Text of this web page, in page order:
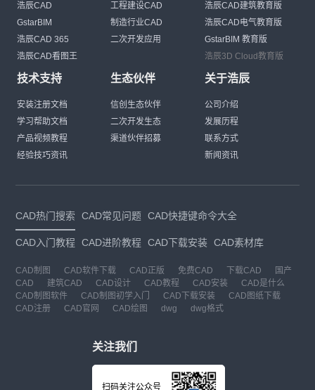
浩辰CAD
GstarBIM
浩辰CAD 365
浩辰CAD看图王
工程建设CAD
制造行业CAD
二次开发应用
浩辰CAD建筑教育版
浩辰CAD电气教育版
GstarBIM 教育版
浩辰3D Cloud教育版
技术支持
安装注册文档
学习帮助文档
产品视频教程
经验技巧资讯
生态伙伴
信创生态伙伴
二次开发生态
渠道伙伴招募
关于浩辰
公司介绍
发展历程
联系方式
新闻资讯
CAD热门搜索 CAD常见问题 CAD快捷键命令大全
CAD入门教程 CAD进阶教程 CAD下载安装 CAD素材库
CAD制图 CAD软件下载 CAD正版 免费CAD 下载CAD
国产
CAD
建筑CAD CAD设计 CAD教程 CAD安装
CAD是什么
CAD制图软件
CAD制图初学入门 CAD下载安装
CAD图纸下载
CAD注册
CAD官网 CAD绘图 dwg dwg格式
关注我们
扫码关注公众号